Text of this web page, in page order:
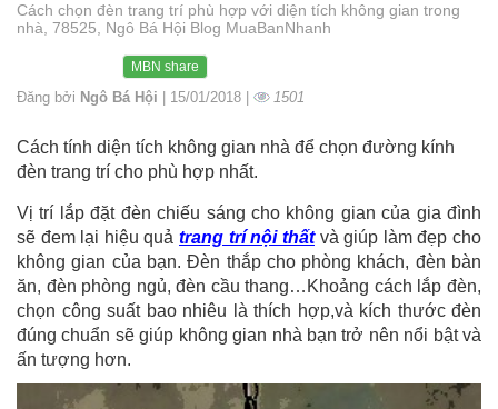
Cách chọn đèn trang trí phù hợp với diện tích không gian trong
nhà, 78525, Ngô Bá Hội Blog MuaBanNhanh
MBN share
Đăng bởi Ngô Bá Hội | 15/01/2018 | 1501
Cách tính diện tích không gian nhà để chọn đường kính
đèn trang trí cho phù hợp nhất.
Vị trí lắp đặt đèn chiếu sáng cho không gian của gia đình
sẽ đem lại hiệu quảtrang trí nội thấtvà giúp làm đẹp cho
không gian của bạn. Đèn thắp cho phòng khách, đèn bàn
ăn, đèn phòng ngủ, đèn cầu thang…Khoảng cách lắp đèn,
chọn công suất bao nhiêu là thích hợp,và kích thước đèn
đúng chuẩn sẽ giúp không gian nhà bạn trở nên nổi bật và
ấn tượng hơn.